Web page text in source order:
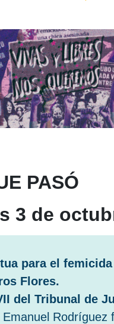
PASÓ
3 de
para el
Flores.
del Tribunal de
Emanuel Rodríguez